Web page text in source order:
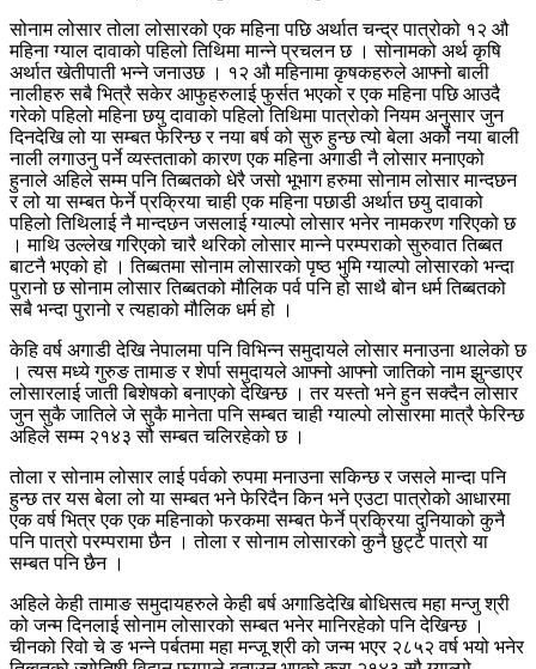
सोनाम लोसार तोला लोसारको एक महिना पछि अर्थात चन्द्र पात्रोको १२ औ
महिना ग्याल दावाको पहिलो तिथिमा मान्ने प्रचलन छ । सोनामको अर्थ कृषि
अर्थात खेतीपाती भन्ने जनाउछ । १२ औ महिनामा कृषकहरुले आफ्नो बाली
नालीहरु सबै भित्रै सकेर आफुहरुलाई फुर्सत भएको र एक महिना पछि आउदै
गरेको पहिलो महिना छयु दावाको पहिलो तिथिमा पात्रोको नियम अनुसार जुन
दिनदेखि लो या सम्बत फेरिन्छ र नया बर्ष को सुरु हुन्छ त्यो बेला अर्को नया बाली
नाली लगाउनु पर्ने व्यस्तताको कारण एक महिना अगाडी नै लोसार मनाएको
हुनाले अहिले सम्म पनि तिब्बतको धेरै जसो भूभाग हरुमा सोनाम लोसार मान्दछन
र लो या सम्बत फेर्ने प्रक्रिया चाही एक महिना पछाडी अर्थात छयु दावाको
पहिलो तिथिलाई नै मान्दछन जसलाई ग्याल्पो लोसार भनेर नामकरण गरिएको छ
। माथि उल्लेख गरिएको चारै थरिको लोसार मान्ने परम्पराको सुरुवात तिब्बत
बाटनै भएको हो । तिब्बतमा सोनाम लोसारको पृष्ठ भुमि ग्याल्पो लोसारको भन्दा
पुरानो छ सोनाम लोसार तिब्बतको मौलिक पर्व पनि हो साथै बोन धर्म तिब्बतको
सबै भन्दा पुरानो र त्यहाको मौलिक धर्म हो ।
केहि वर्ष अगाडी देखि नेपालमा पनि विभिन्न समुदायले लोसार मनाउना थालेको छ
। त्यस मध्ये गुरुङ तामाङ र शेर्पा समुदायले आफ्नो आफ्नो जातिको नाम झुन्डाएर
लोसारलाई जाती बिशेषको बनाएको देखिन्छ । तर यस्तो भने हुन सक्दैन लोसार
जुन सुकै जातिले जे सुकै मानेता पनि सम्बत चाही ग्याल्पो लोसारमा मात्रै फेरिन्छ
अहिले सम्म २१४३ सौ सम्बत चलिरहेको छ ।
तोला र सोनाम लोसार लाई पर्वको रुपमा मनाउना सकिन्छ र जसले मान्दा पनि
हुन्छ तर यस बेला लो या सम्बत भने फेरिदैन किन भने एउटा पात्रोको आधारमा
एक वर्ष भित्र एक एक महिनाको फरकमा सम्बत फेर्ने प्रक्रिया दुनियाको कुनै
पनि पात्रो परम्परामा छैन । तोला र सोनाम लोसारको कुनै छुट्टै पात्रो या
सम्बत पनि छैन ।
अहिले केही तामाङ समुदायहरुले केही बर्ष अगाडिदेखि बोधिसत्व महा मन्जु श्री
को जन्म दिनलाई सोनाम लोसारको सम्बत भनेर मानिरहेको पनि देखिन्छ ।
चीनको रिवो चे ङ भन्ने पर्बतमा महा मन्जू श्री को जन्म भएर २८५२ वर्ष भयो भनेर